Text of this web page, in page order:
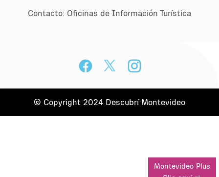
Contacto: Oﬁcinas de Información Turística
© Copyright 2024 Descubrí Montevideo
Montevideo Plus